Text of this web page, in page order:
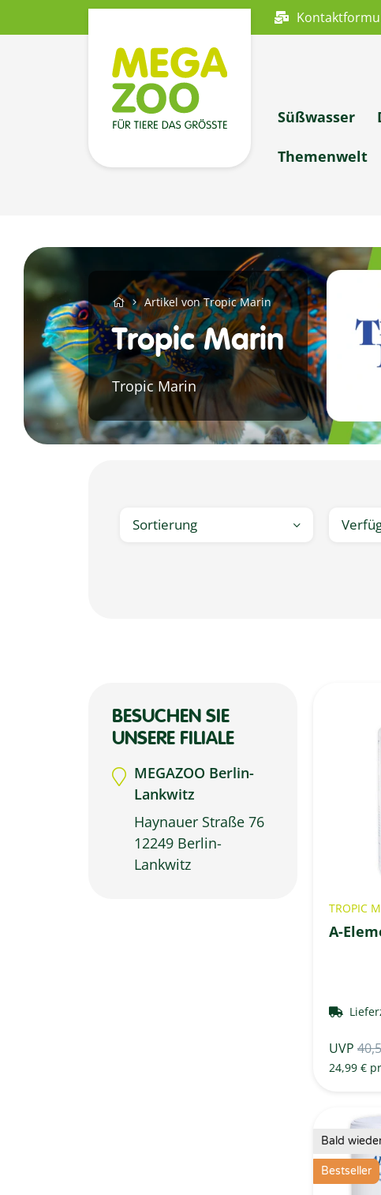
Süßwasser
Themenwelt
Artikel von Tropic Marin
Tropic Marin
Tropic Marin
Sortierung
BESUCHEN SIE
UNSERE FILIALE
MEGAZOO Berlin-
Lankwitz
Haynauer Straße 76
12249 Berlin-
Lankwitz
TROPIC
A-
UVP
24,99 €
Bald
Bestseller